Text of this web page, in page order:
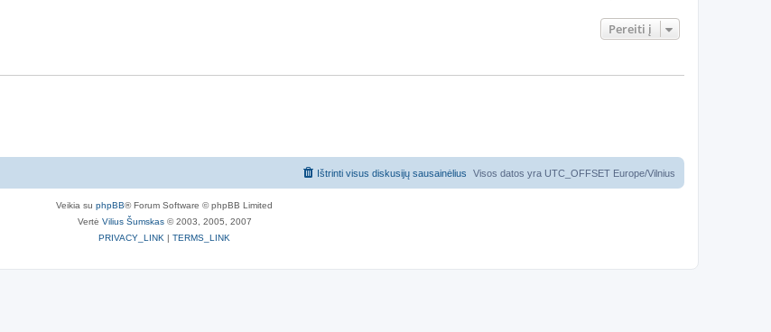
Pereiti į
Visos datos yra UTC_OFFSET Europe/Vilnius
Ištrinti visus diskusijų sausainėlius
Veikia su phpBB® Forum Software © phpBB Limited
Vertė Vilius Šumskas© 2003, 2005, 2007
PRIVACY_LINK | TERMS_LINK